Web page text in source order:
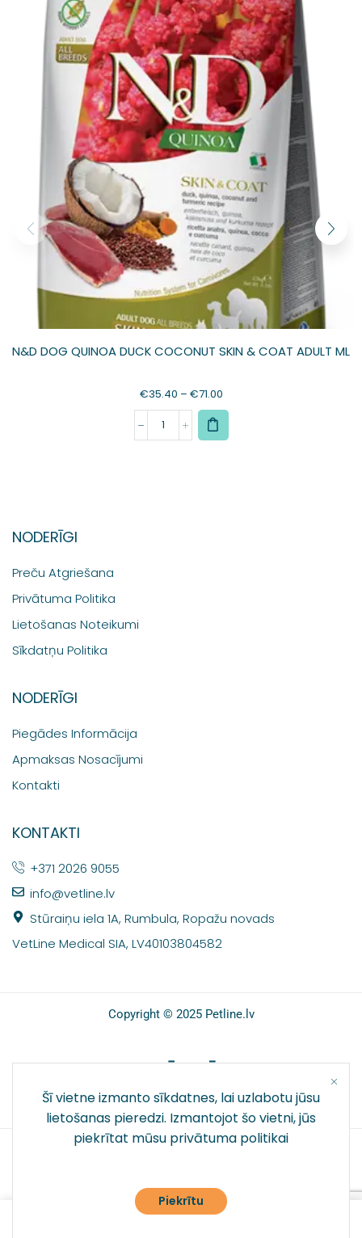
N&D DOG QUINOA DUCK COCONUT SKIN & COAT ADULT ML
€35.40 – €71.00
Šī vietne izmanto sīkdatnes, lai uzlabotu jūsu
lietošanas pieredzi. Izmantojot šo vietni, jūs
piekrītat mūsu privātuma politikai
Piekrītu
NODERĪGI
Preču Atgriešana
Privātuma Politika
Lietošanas Noteikumi
Sīkdatņu Politika
NODERĪGI
Piegādes Informācija
Apmaksas Nosacījumi
Kontakti
KONTAKTI
+371 2026 9055
info@vetline.lv
Stūraiņu iela 1A, Rumbula, Ropažu novads
VetLine Medical SIA, LV40103804582
Copyright © 2025 Petline.lv
SOCIĀLIE TĪKLI